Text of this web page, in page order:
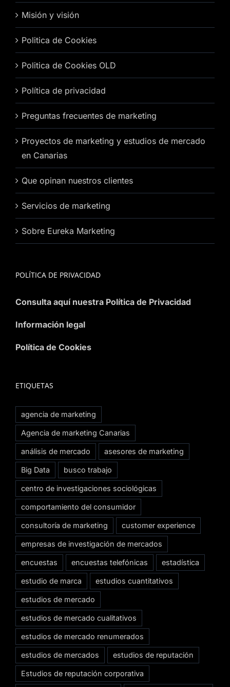
Misión y visión
Politica de Cookies
Politica de Cookies OLD
Política de privacidad
Preguntas frecuentes de marketing
Proyectos de marketing y estudios de mercado
en Canarias
Que opinan nuestros clientes
Servicios de marketing
Sobre Eureka Marketing
POLÍTICA DE PRIVACIDAD
Consulta aquí nuestra Política de Privacidad
Información legal
Política de Cookies
ETIQUETAS
agencia de marketing
Agencia de marketing Canarias
análisis de mercado asesores de marketing
Big Data busco trabajo
centro de investigaciones sociológicas
comportamiento del consumidor
consultoría de marketing customer experience
empresas de investigación de mercados
encuestas encuestas telefónicas estadística
estudio de marca estudios cuantitativos
estudios de mercado
estudios de mercado cualitativos
estudios de mercado renumerados
estudios de mercados estudios de reputación
Estudios de reputación corporativa